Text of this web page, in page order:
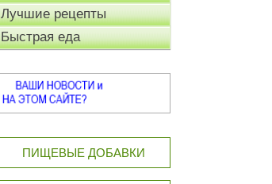
Лучшие рецепты
Быстрая еда
ПИЩЕВЫЕ ДОБАВКИ